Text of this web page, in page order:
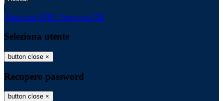
-
Entra con SPID Entra con CIE
Seleziona utente
button close ×
Recupero password
button close ×